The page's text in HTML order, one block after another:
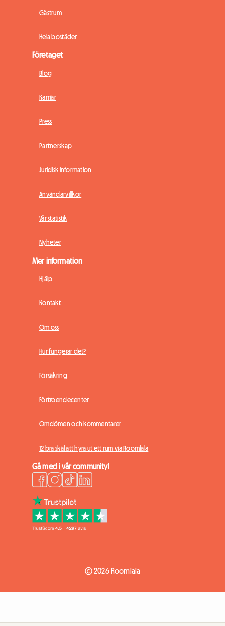
Gästrum
Hela bostäder
Företaget
Blog
Karriär
Press
Partnerskap
Juridisk information
Användarvillkor
Vår statistik
Nyheter
Mer information
Hjälp
Kontakt
Om oss
Hur fungerar det?
Försäkring
Förtroendecenter
Omdömen och kommentarer
12 bra skäl att hyra ut ett rum via Roomlala
Gå med i vår community!
© 2026 Roomlala